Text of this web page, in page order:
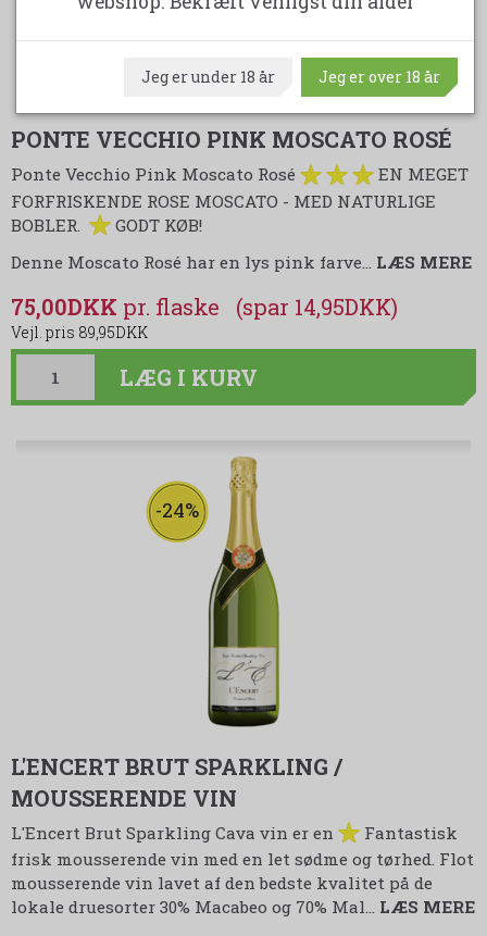
PONTE VECCHIO PINK MOSCATO ROSÉ
Ponte Vecchio Pink Moscato Rosé
EN MEGET
FORFRISKENDE ROSE MOSCATO - MED NATURLIGE
BOBLER.
GODT KØB!
Denne Moscato Rosé har en lys pink farve… LÆS MERE
75,00DKK
89,95DKK
(spar 14,95DKK)
LÆG I KURV
-24%
L'ENCERT BRUT SPARKLING /
MOUSSERENDE VIN
L'Encert Brut Sparkling Cava vin er en
Fantastisk
frisk mousserende vin med en let sødme og tørhed. Flot
mousserende vin lavet af den bedste kvalitet på de
lokale druesorter 30% Macabeo og 70% Mal… LÆS MERE
Jeg er under 18 år Jeg er over 18 år